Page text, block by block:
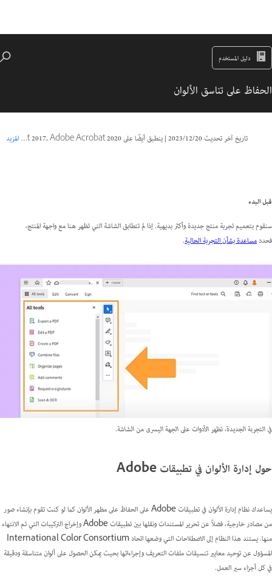
دليل المستخدم
الحفاظ على تناسق الألوان
تاريخ آخر تحديث20‏/12‏/2023
|ينطبق أيضًا على Adobe Acrobat 2017, Adobe Acrobat 2020 المزيد
قبل البدء
سنقوم بتعميم تجربة منتج جديدة وأكثر بديهية. إذا لم تتطابق الشاشة التي تظهر هنا مع واجهة المنتج،
فحددمساعدة بشأن التجربة الحالية.
في التجربة الجديدة، تظهر الأدوات على الجهة اليسرى من الشاشة.
حول إدارة الألوان في تطبيقات Adobe
يساعدك نظام إدارة الألوان في تطبيقات Adobe على الحفاظ على مظهر الألوان كما لو كنت تقوم بإنشاء صور
من مصادر خارجية، فضلاً عن تحرير المستندات ونقلها بين تطبيقات Adobe وإخراج التركيبات التي تم الانتهاء
منها. يستند هذا النظام إلى الاصطلاحات التي وضعها اتحاد International Color Consortium
المسؤول عن توحيد معايير تنسيقات ملفات التعريف وإجراءاتها بحيث يمكن الحصول على ألوان متناسقة ودقيقة
في كل أجزاء سير العمل.